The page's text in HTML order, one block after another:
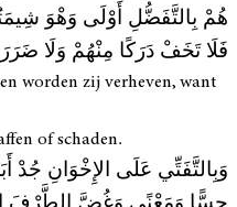
هُمْ بِالتَّفَضُّلِ أَوْلَى وَهْوَ
فَلَا تَخَفْ دَرَكًا مِنْهُمْ وَلَا
worden zij verheven, want
of schaden.
وَبِالتَّفَتِّي عَلَى الإِخْوَانِ جُدْ